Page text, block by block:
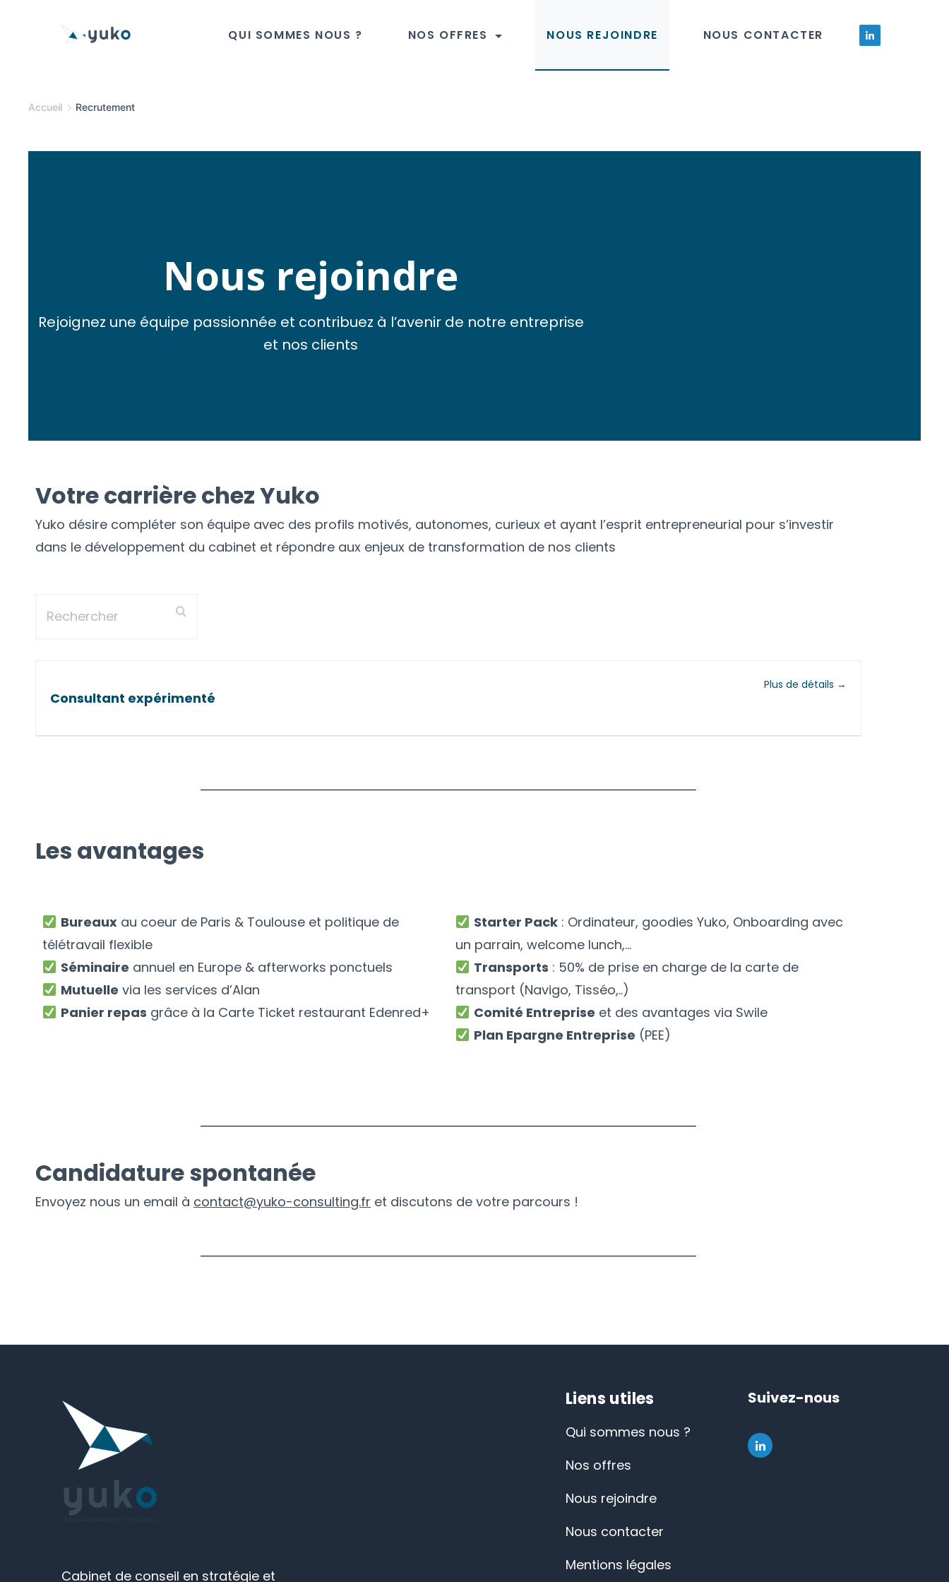
QUI SOMMES NOUS ? NOS OFFRES NOUS REJOINDRE NOUS CONTACTER
Accueil Recrutement
Nous rejoindre
Rejoignez une équipe passionnée et contribuez à l’avenir de notre entreprise
et nos clients
Votre carrière chez Yuko
Yuko désire compléter son équipe avec des profils motivés, autonomes, curieux et ayant l’esprit entrepreneurial pour s’investir
dans le développement du cabinet et répondre aux enjeux de transformation de nos clients
Rechercher
Consultant expérimenté
Plus de détails
Les avantages
Bureauxau coeur de Paris & Toulouse et politique de
télétravail flexible
Séminaire annuel en Europe & afterworks ponctuels
Mutuelle via les services d’Alan
Panier repas grâce à la Carte Ticket restaurant Edenred+
Starter Pack: Ordinateur, goodies Yuko, Onboarding avec
un parrain, welcome lunch,…
Transports : 50% de prise en charge de la carte de
transport (Navigo, Tisséo,..)
Comité Entreprise et des avantages via Swile
Plan Epargne Entreprise (PEE)
Candidature spontanée
Envoyez nous un email à contact@yuko-consulting.fr et discutons de votre parcours !
Cabinet de conseil en stratégie et
Liens utiles
Qui sommes nous ?
Nos offres
Nous rejoindre
Nous contacter
Mentions légales
Suivez-nous